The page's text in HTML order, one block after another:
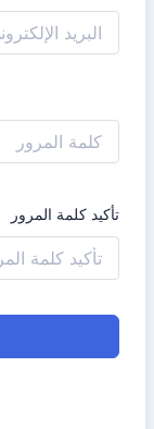
تأكيد كلمة المرور